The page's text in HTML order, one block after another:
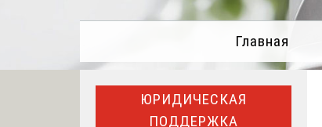
Главная
ЮРИДИЧЕСКАЯ
ПОДДЕРЖКА